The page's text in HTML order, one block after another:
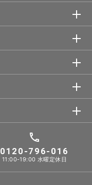
0120-796-016
11:00-19:00 水曜定休日